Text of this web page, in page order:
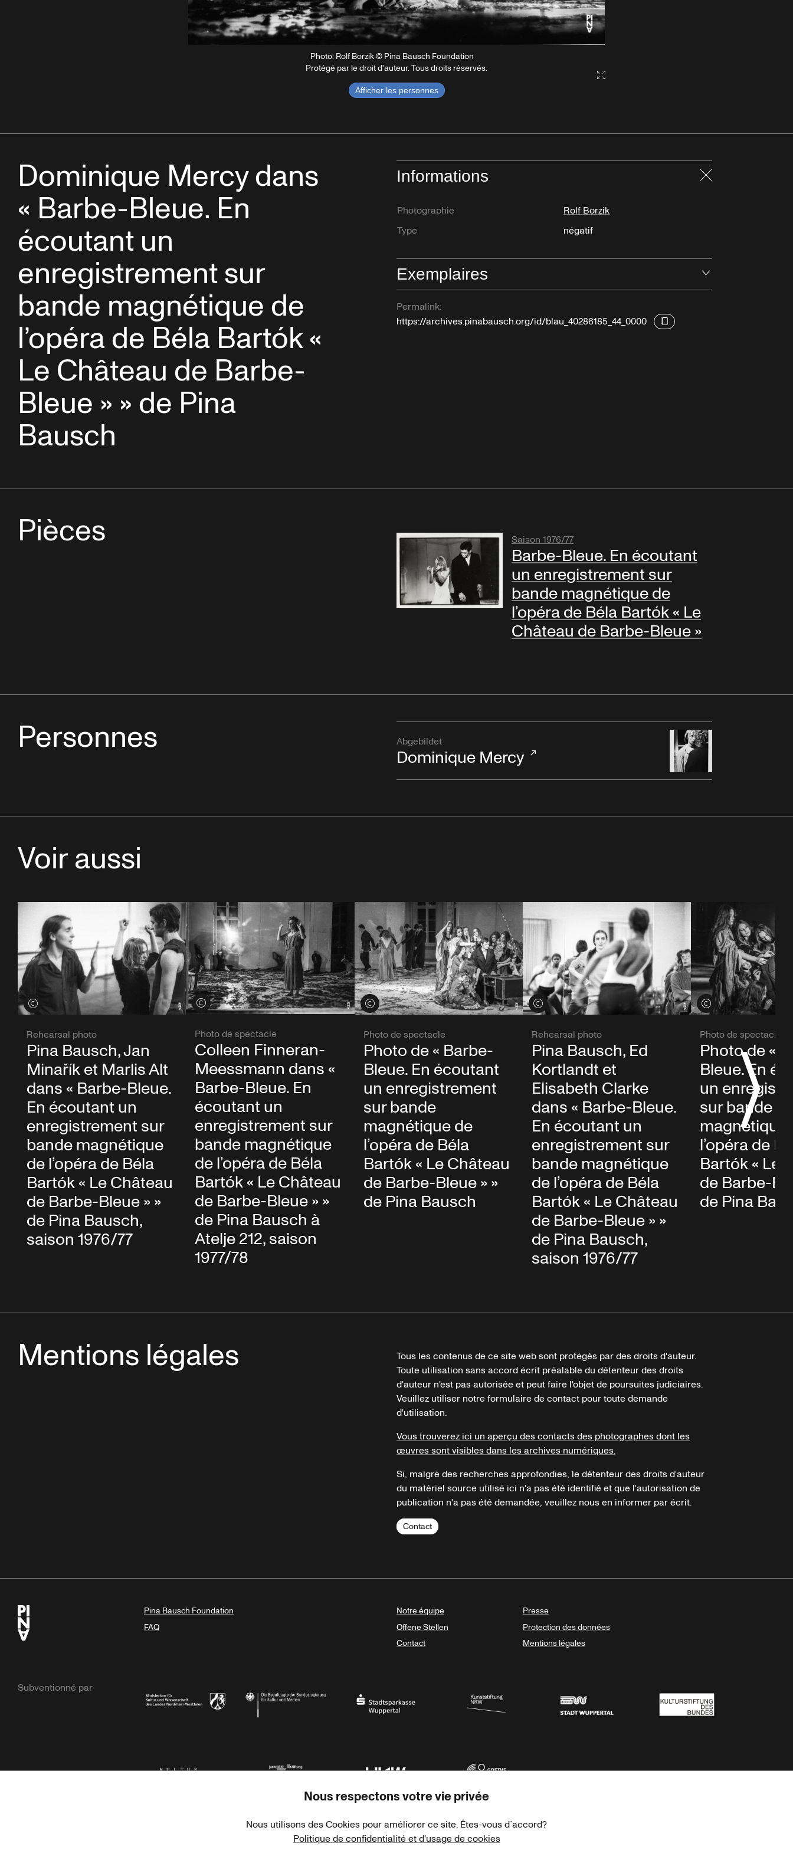
Photo: Rolf Borzik © Pina Bausch Foundation
Protégé par le droit d'auteur. Tous droits réservés.
Afficher les personnes
Gallery2:fullscreen
Dominique Mercy dans
« Barbe-Bleue. En
écoutant un
enregistrement sur
bande magnétique de
l’opéra de Béla Bartók «
Le Château de Barbe-
Bleue » » de Pina
Bausch
Informations
Photographie
Rolf Borzik
Type
négatif
Exemplaires
Permalink:
https://archives.pinabausch.org/id/blau_40286185_44_0000
Pièces Saison 1976/77
Barbe-Bleue. En écoutant
un enregistrement sur
bande magnétique de
l’opéra de Béla Bartók « Le
Château de Barbe-Bleue »
Personnes Abgebildet
Dominique Mercy
Voir aussi
Voir les crédits
Rehearsal photo
Pina Bausch, Jan
Minařík et Marlis Alt
dans « Barbe-Bleue.
En écoutant un
enregistrement sur
bande magnétique
de l’opéra de Béla
Bartók « Le Château
de Barbe-Bleue » »
de Pina Bausch,
saison 1976/77
Voir les crédits
Photo de spectacle
Colleen Finneran-
Meessmann dans «
Barbe-Bleue. En
écoutant un
enregistrement sur
bande magnétique
de l’opéra de Béla
Bartók « Le Château
de Barbe-Bleue » »
de Pina Bausch à
Atelje 212, saison
1977/78
Voir les crédits
Photo de spectacle
Photo de « Barbe-
Bleue. En écoutant
un enregistrement
sur bande
magnétique de
l’opéra de Béla
Bartók « Le Château
de Barbe-Bleue » »
de Pina Bausch
Voir les crédits
Rehearsal photo
Pina Bausch, Ed
Kortlandt et
Elisabeth Clarke
dans « Barbe-Bleue.
En écoutant un
enregistrement sur
bande magnétique
de l’opéra de Béla
Bartók « Le Château
de Barbe-Bleue » »
de Pina Bausch,
saison 1976/77
Voir les crédits
Photo de spectacle
Photo de «
Bleue. En
un
sur bande
magnétique
l’opéra de
Bartók « Le
de Barbe-
de Pina
Mentions légales
Tous les contenus de ce site web sont protégés par des droits d'auteur.
Toute utilisation sans accord écrit préalable du détenteur des droits
d'auteur n'est pas autorisée et peut faire l'objet de poursuites judiciaires.
Veuillez utiliser notre formulaire de contact pour toute demande
d'utilisation.
Vous trouverez ici un aperçu des contacts des photographes dont les
œuvres sont visibles dans les archives numériques.
Si, malgré des recherches approfondies, le détenteur des droits d'auteur
du matériel source utilisé ici n'a pas été identifié et que l'autorisation de
publication n'a pas été demandée, veuillez nous en informer par écrit.
Contact
Pina Bausch Foundation
FAQ
Notre équipe
Offene Stellen
Contact
Presse
Protection des données
Mentions légales
Subventionné par
Haus der Kulturen der Welt Goethe-Institut
Nous respectons votre vie privée
Nous utilisons des Cookies pour améliorer ce site. Êtes-vous d´accord?
Politique de confidentialité et d'usage de cookies